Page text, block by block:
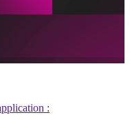
: